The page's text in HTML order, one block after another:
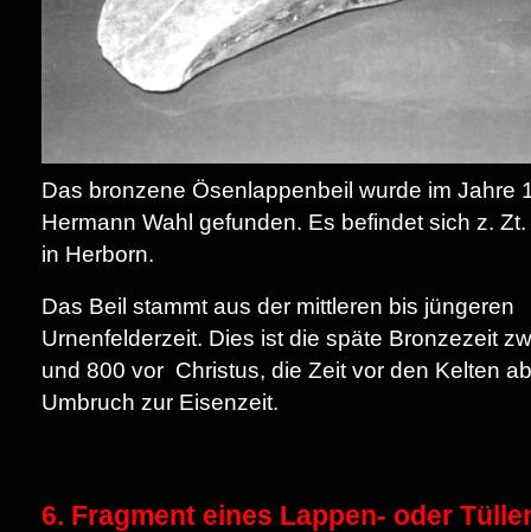
Das bronzene Ösenlappenbeil wurde im Jahre
Hermann Wahl gefunden. Es befindet sich z.
in Herborn.
Das Beil stammt aus der mittleren bis jüngeren
Urnenfelderzeit. Dies ist die späte Bronzezeit
und 800 vor Christus, die Zeit vor den Kelten
Umbruch zur Eisenzeit.
6. Fragment eines Lappen- oder